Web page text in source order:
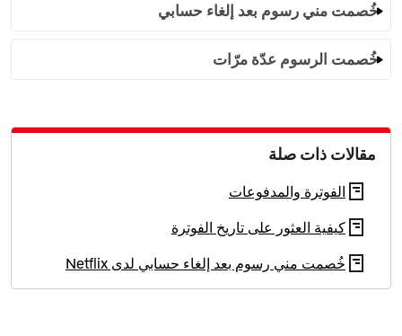
خُصمت مني رسوم بعد إلغاء حسابي
خُصمت الرسوم عدّة مرّات
مقالات ذات صلة
الفوترة والمدفوعات
كيفية العثور على تاريخ الفوترة
خُصمت مني رسوم بعد إلغاء حسابي لدى Netflix